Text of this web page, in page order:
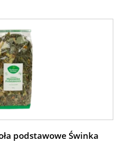
podstawowe Świnka